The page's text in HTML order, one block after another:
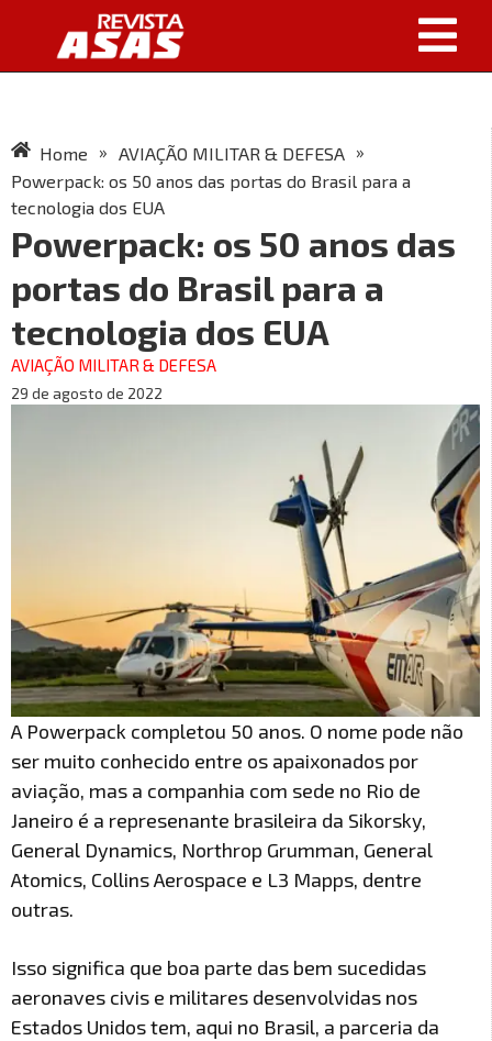
Home » AVIAÇÃO MILITAR & DEFESA »
Powerpack: os 50 anos das portas do Brasil para a
tecnologia dos EUA
Powerpack: os 50 anos das
portas do Brasil para a
tecnologia dos EUA
AVIAÇÃO MILITAR & DEFESA
29 de agosto de 2022
A Powerpack completou 50 anos. O nome pode não
ser muito conhecido entre os apaixonados por
aviação, mas a companhia com sede no Rio de
Janeiro é a represenante brasileira da Sikorsky,
General Dynamics, Northrop Grumman, General
Atomics, Collins Aerospace e L3 Mapps, dentre
outras.
Isso significa que boa parte das bem sucedidas
aeronaves civis e militares desenvolvidas nos
Estados Unidos tem, aqui no Brasil, a parceria da